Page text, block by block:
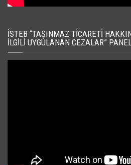
İSTEB “TAŞINMAZ TICARETI
İLGILI UYGULANAN CEZALAR”